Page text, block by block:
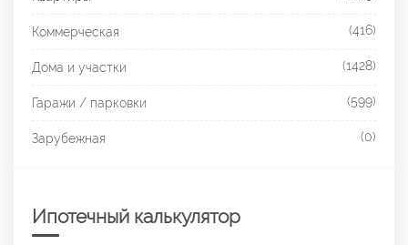
Коммерческая (416)
Дома и участки (1428)
Гаражи / парковки (599)
Зарубежная (0)
Ипотечный калькулятор